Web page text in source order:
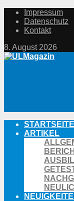
Impressum
Datenschutz
Kontakt
8. August 2026
STARTSEITE
ARTIKEL